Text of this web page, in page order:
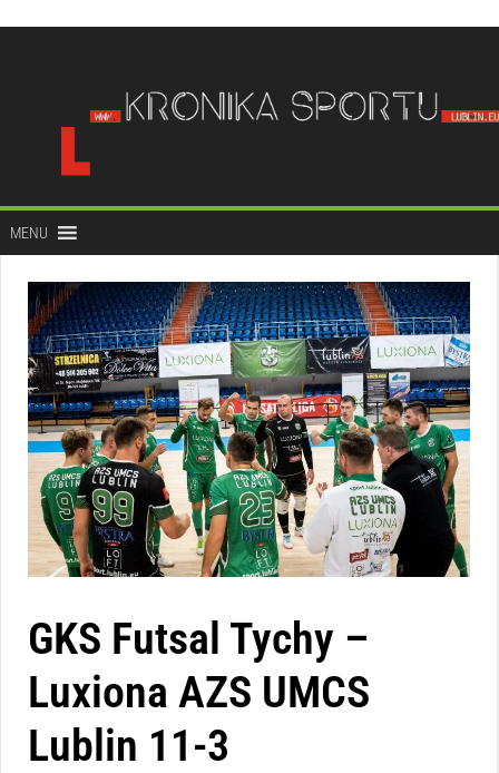
treści
MENU
GKS Futsal Tychy –
Luxiona AZS UMCS
Lublin 11-3